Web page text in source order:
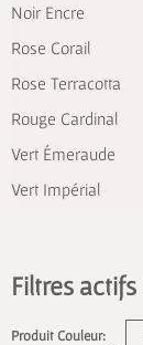
Noir Encre
Rose Corail
Rose Terracotta
Rouge Cardinal
Vert Émeraude
Vert Impérial
Filtres actifs
Produit Couleur: